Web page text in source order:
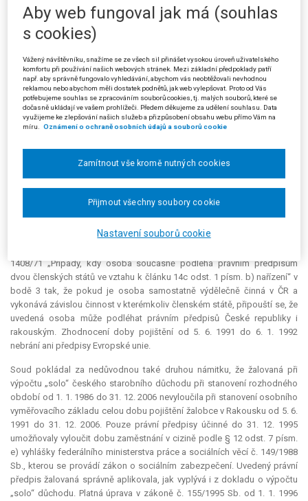
se žalovaná ve vyjádření k žalobě nevyjádřila k otázce, proč při výpočtu
českého důchodu nevyloučila doby pojištění získané na území
Rakouska. Na základě právních norem Evropské unie musí být při použití
stejný, rozdíl spočívá pouze v jeho následném použití.
Krajský soud v Brně rozsudkem ze dne 22. 1. 2009, čj. 34 Cad 25/2008-
24, žalobu zamítl. K první námitce žalobce soud uvedl, že žalovaná dobu
od 5. 6. 1991 do 6. 1. 1992 zhodnotila správně jako dobu pojištění podle
českých předpisů. Žalobci vznikl nárok na „solo“ důchod, poněvadž
podmínek nároku na starobní důchod v § 29 zákona stran potřebné
doby pojištění. Proto při výpočtu „solo“ starobního důchodu žalovaná v
České republice v době od 5. 6. 1991 do 6. 1. 1992 jako osoba
nelze tuto dobu hodnotit jako českou dobu pojištění, i když byl žalobce
1408/71 „Případy, kdy osoba současně podléhá právním předpisům
dvou členských států ve vztahu k článku 14c odst. 1 písm. b) nařízení“ v
bodě 3 tak, že pokud je osoba samostatně výdělečně činná v ČR a
vykonává závislou činnost v kterémkoliv členském státě, připouští se, že
uvedená osoba může podléhat právním předpisů České republiky i
rakouským. Zhodnocení doby pojištění od 5. 6. 1991 do 6. 1. 1992
nebrání ani předpisy Evropské unie.
Soud pokládal za nedůvodnou také druhou námitku, že žalovaná při
výpočtu „solo“ českého starobního důchodu při stanovení rozhodného
období od 1. 1. 1986 do 31. 12. 2006 nevyloučila při stanovení osobního
vyměřovacího základu celou dobu pojištění žalobce v Rakousku od 5. 6.
1991 do 31. 12. 2006. Pouze právní předpisy účinné do 31. 12. 1995
umožňovaly vyloučit dobu zaměstnání v cizině podle § 12 odst. 7 písm.
e) vyhlášky federálního ministerstva práce a sociálních věcí č. 149/1988
Sb., kterou se provádí zákon o sociálním zabezpečení. Uvedený právní
předpis žalovaná správně aplikovala, jak vyplývá i z dokladu o výpočtu
„solo“ důchodu. Platná úprava v zákoně č. 155/1995 Sb. od 1. 1. 1996
Aby web fungoval jak má (souhlas
s cookies)
Vážený návštěvníku, snažíme se ze všech sil přinášet vysokou úroveň uživatelského
komfortu při používání našich webových stránek. Mezi základní předpoklady patří
např. aby správně fungovalo vyhledávání, abychom vás neobtěžovali nevhodnou
reklamou nebo abychom měli dostatek podnětů, jak web vylepšovat. Proto od Vás
potřebujeme souhlas se zpracováním souborů cookies, tj. malých souborů, které se
dočasně ukládají ve vašem prohlížeči. Předem děkujeme za udělení souhlasu. Data
využijeme ke zlepšování našich služeb a přizpůsobení obsahu webu přímo Vám na
míru.
Oznámení o ochraně osobních údajů a souborů cookie
Nastavení souborů cookie
Zamítnout vše kromě nutných cookies
Přijmout všechny soubory cookie